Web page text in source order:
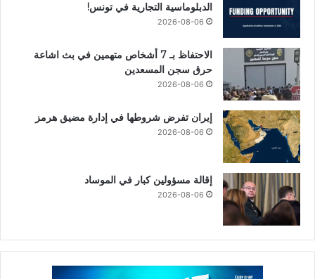
الدبلوماسية التجارية في تونس!
2026-08-06
الاحتفاظ بـ 7 أشخاص متهمين في بث اشاعة
حرق سجن المسعدين
2026-08-06
إيران تفرض شروطها في إدارة مضيق هرمز
2026-08-06
إقالة مسؤولين كبار في الموساد
2026-08-06